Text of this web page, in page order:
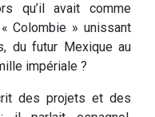
qu’il avait comme
Colombie » unissant
du futur Mexique au
impériale ?
des projets et des